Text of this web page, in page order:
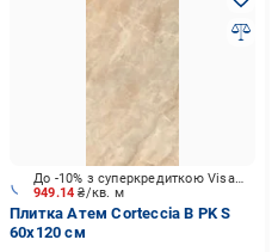
949.14₴/кв. м
До -10% з суперкредиткою Visa Вигода
Плитка Атем Corteccia B PK S
60x120 см